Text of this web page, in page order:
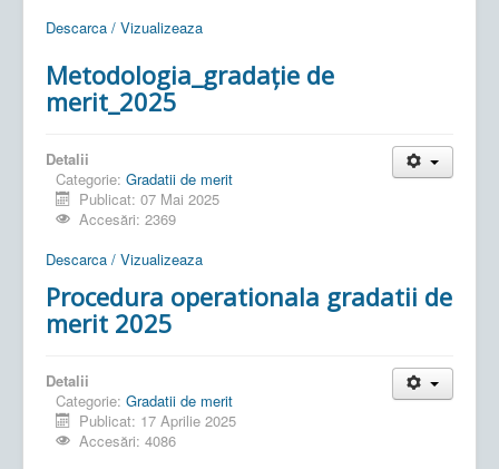
Descarca / Vizualizeaza
Metodologia_gradație de
merit_2025
Detalii
Categorie: Gradatii de merit
Publicat: 07 Mai 2025
Accesări: 2369
Descarca / Vizualizeaza
Procedura operationala gradatii de
merit 2025
Detalii
Categorie: Gradatii de merit
Publicat: 17 Aprilie 2025
Accesări: 4086